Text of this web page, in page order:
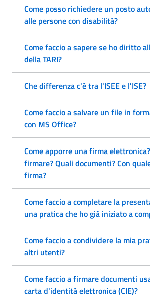
Come posso richiedere un posto
alle persone con disabilità?
Come faccio a sapere se ho diritto
della TARI?
Che differenza c'è tra l'ISEE e l'ISE?
Come faccio a salvare un file in
con MS Office?
Come apporre una firma
firmare? Quali documenti? Con
firma?
Come faccio a completare la
una pratica che ho già iniziato a
Come faccio a condividere la mia
altri utenti?
Come faccio a firmare documenti
carta d'identità elettronica (CIE)?